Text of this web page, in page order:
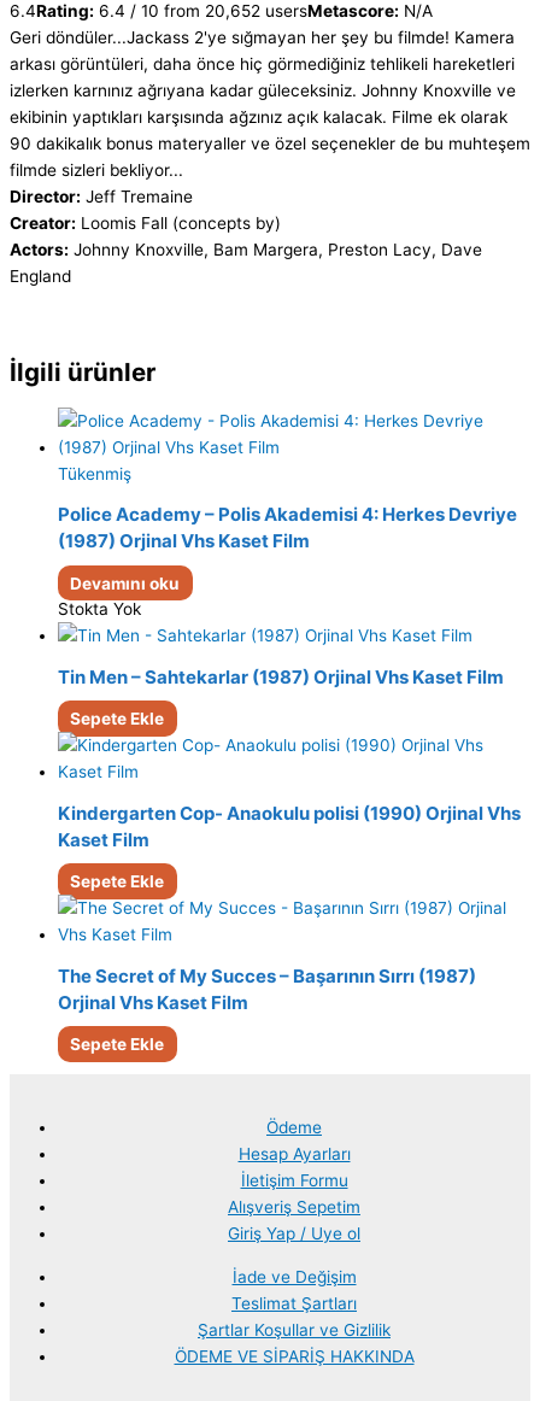
6.4Rating: 6.4 / 10 from 20,652 usersMetascore: N/A
Geri döndüler...Jackass 2'ye sığmayan her şey bu filmde! Kamera
arkası görüntüleri, daha önce hiç görmediğiniz tehlikeli hareketleri
izlerken karnınız ağrıyana kadar güleceksiniz. Johnny Knoxville ve
ekibinin yaptıkları karşısında ağzınız açık kalacak. Filme ek olarak
90 dakikalık bonus materyaller ve özel seçenekler de bu muhteşem
filmde sizleri bekliyor...
Director: Jeff Tremaine
Creator: Loomis Fall (concepts by)
Actors: Johnny Knoxville, Bam Margera, Preston Lacy, Dave
England
İlgili ürünler
Tükenmiş
Police Academy – Polis Akademisi 4: Herkes Devriye
(1987) Orjinal Vhs Kaset Film
Devamını oku
Stokta Yok
Tin Men – Sahtekarlar (1987) Orjinal Vhs Kaset Film
Sepete Ekle
Kindergarten Cop- Anaokulu polisi (1990) Orjinal Vhs
Kaset Film
Sepete Ekle
The Secret of My Succes – Başarının Sırrı (1987)
Orjinal Vhs Kaset Film
Sepete Ekle
Ödeme
Hesap Ayarları
İletişim Formu
Alışveriş Sepetim
Giriş Yap / Uye ol
İade ve Değişim
Teslimat Şartları
Şartlar Koşullar ve Gizlilik
ÖDEME VE SİPARİŞ HAKKINDA